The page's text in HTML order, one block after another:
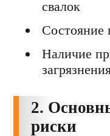
свалок
Состояние
Наличие
2.
риски